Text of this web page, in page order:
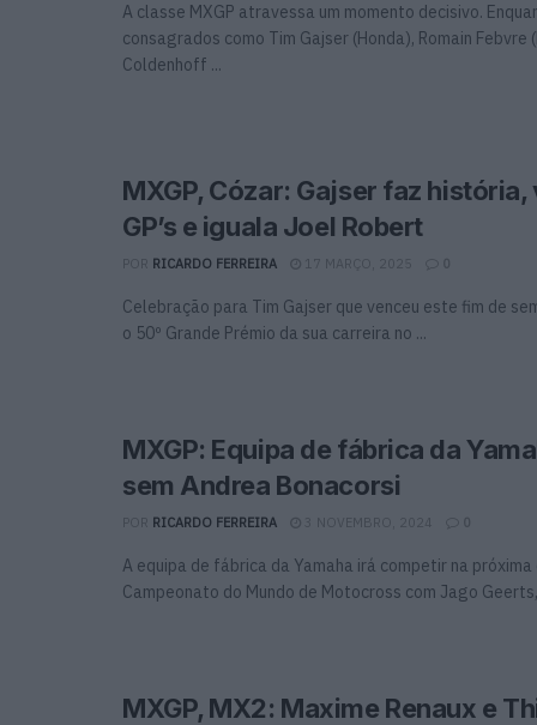
A classe MXGP atravessa um momento decisivo.
consagrados como Tim Gajser (Honda), Romain Febvre
Coldenhoff ...
MXGP, Cózar: Gajser faz
GP’s e iguala Joel Robert
RICARDO FERREIRA 17 MARÇO, 2025 0
Celebração para Tim Gajser que venceu este fim de
o 50º Grande Prémio da sua carreira no ...
MXGP: Equipa de fábrica da
sem Andrea Bonacorsi
RICARDO FERREIRA 3 NOVEMBRO, 2024 0
A equipa de fábrica da Yamaha irá competir na próxima
Campeonato do Mundo de Motocross com Jago Geerts,
MXGP, MX2: Maxime Renaux e